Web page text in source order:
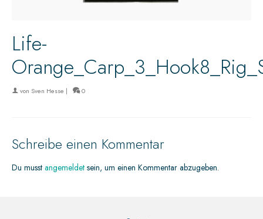
Life-
von Sven Hesse | 0
Schreibe einen Kommentar
Du musst angemeldet sein, um einen Kommentar abzugeben.